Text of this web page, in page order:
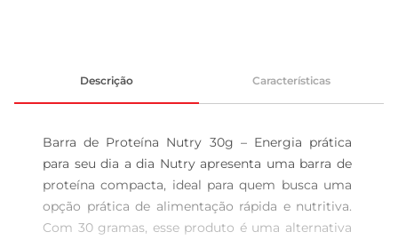
Descrição Características
Barra de Proteína Nutry 30g – Energia prática
para seu dia a dia Nutry apresenta uma barra de
proteína compacta, ideal para quem busca uma
opção prática de alimentação rápida e nutritiva.
Com 30 gramas, esse produto é uma alternativa